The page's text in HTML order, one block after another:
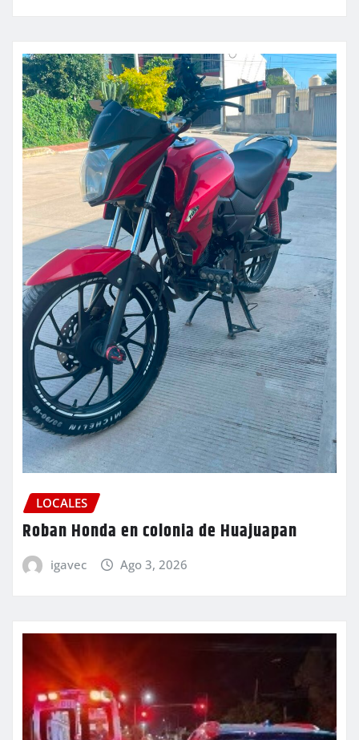
LOCALES
Roban Honda en colonia de Huajuapan
igavec Ago 3, 2026